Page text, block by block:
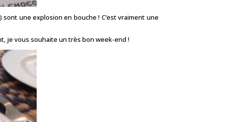
une explosion en bouche ! C’est vraiment une
je vous souhaite un très bon week-end !